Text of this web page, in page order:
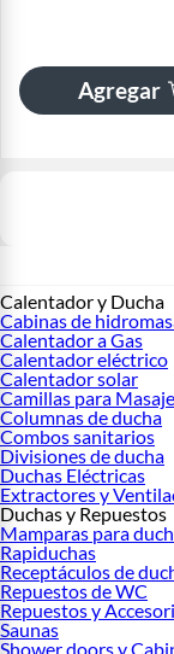
Agregar
Calentador y Ducha
Cabinas de
Calentador a Gas
Calentador eléctrico
Calentador solar
Camillas para
Columnas de ducha
Combos sanitarios
Divisiones de ducha
Duchas Eléctricas
Extractores y
Duchas y Repuestos
Mamparas para
Rapiduchas
Receptáculos de
Repuestos de WC
Repuestos y
Saunas
Shower doors y